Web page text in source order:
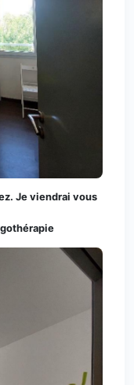
Je viendrai vous